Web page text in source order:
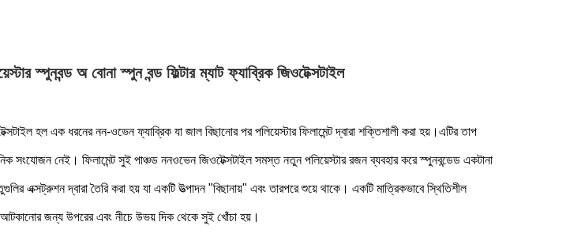
স্পুনবন্ড অ বোনা স্পুন বন্ড ফিল্টার ম্যাট ফ্যাব্রিক জিওটেক্সটাইল
হল এক ধরনের নন-ওভেন ফ্যাব্রিক যা জাল বিছানোর পর পলিয়েস্টার ফিলামেন্ট দ্বারা শক্তিশালী করা হয়।এটির তাপ
সংযোজন নেই। ফিলামেন্ট সুই পাঞ্চড ননওভেন জিওটেক্সটাইল সমস্ত নতুন পলিয়েস্টার রজন ব্যবহার করে স্পুনবন্ডেড একটানা
এক্সট্রুশন দ্বারা তৈরি করা হয় যা একটি উত্পাদন "বিছানায়" এবং তারপরে শুয়ে থাকে। একটি মাত্রিকভাবে স্থিতিশীল
আটকানোর জন্য উপরের এবং নীচে উভয় দিক থেকে সুই খোঁচা হয়।